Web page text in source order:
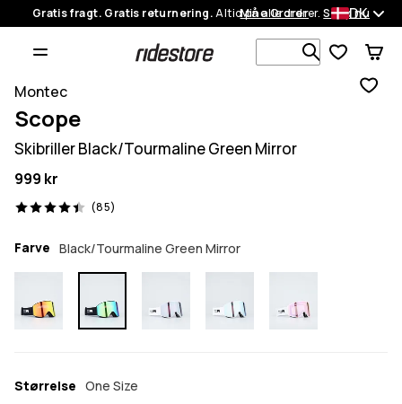
Gratis fragt. Gratis returnering.Altid på alle ordrer.Shop nu
Mine Ordrer DK
Søg i 1
Montec
Scope
Skibriller Black/Tourmaline Green Mirror
999 kr
(85)
85 anmeldelser, 4.4/5
Farve Black/Tourmaline Green Mirror
Størrelse One Size